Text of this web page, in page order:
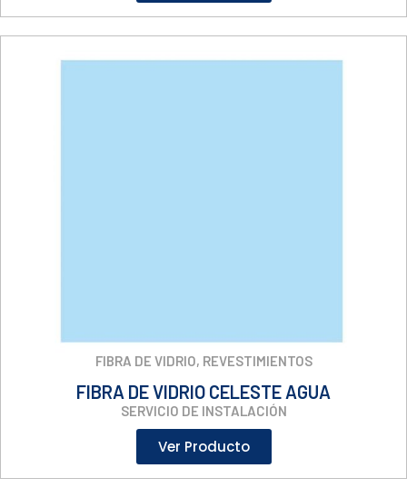
FIBRA DE VIDRIO, REVESTIMIENTOS
FIBRA DE VIDRIO CELESTE AGUA
SERVICIO DE INSTALACIÓN
Ver Producto